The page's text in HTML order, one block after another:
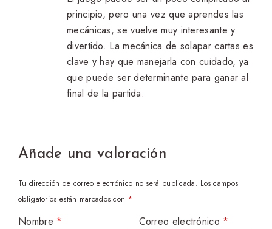
5
principio, pero una vez que aprendes las
mecánicas, se vuelve muy interesante y
divertido. La mecánica de solapar cartas es
clave y hay que manejarla con cuidado, ya
que puede ser determinante para ganar al
final de la partida.
Añade una valoración
Tu dirección de correo electrónico no será publicada. Los campos
obligatorios están marcados con *
Nombre * Correo electrónico *